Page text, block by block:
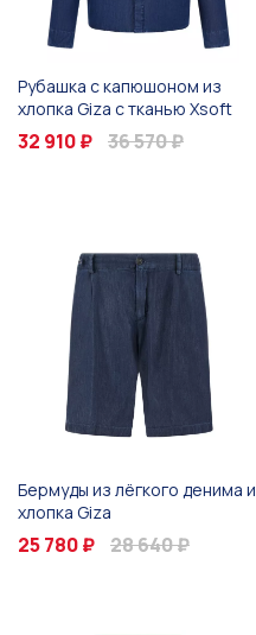
Рубашка с капюшоном из
хлопка Giza с тканью Xsoft
32 910 ₽ 36 570 ₽
Бермуды из лёгкого денима и
хлопка Giza
25 780 ₽ 28 640 ₽